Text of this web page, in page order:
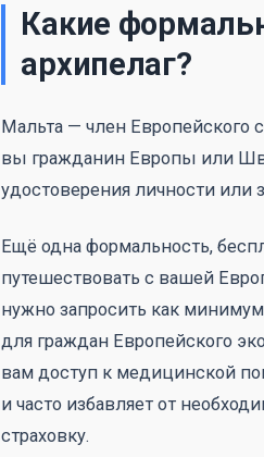
Какие
архипелаг?
Мальта — член Европейского
вы гражданин Европы или
удостоверения личности или
Ещё одна формальность,
путешествовать с вашей
нужно запросить как
для граждан Европейского
вам доступ к медицинской
и часто избавляет от
страховку.